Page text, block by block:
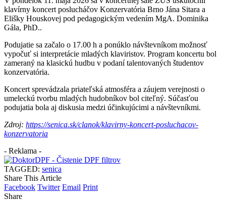
klavírny koncert poslucháčov Konzervatória Brno Jána Sitara a
Elišky Houskovej pod pedagogickým vedením MgA. Dominika
Gála, PhD..
Podujatie sa začalo o 17.00 h a ponúklo návštevníkom možnosť
vypočuť si interpretácie mladých klaviristov. Program koncertu bol
zameraný na klasickú hudbu v podaní talentovaných študentov
konzervatória.
Koncert sprevádzala priateľská atmosféra a záujem verejnosti o
umeleckú tvorbu mladých hudobníkov bol citeľný. Súčasťou
podujatia bola aj diskusia medzi účinkujúcimi a návštevníkmi.
Zdroj: https://senica.sk/clanok/klavirny-koncert-posluchacov-
konzervatoria
- Reklama -
TAGGED: senica
Share This Article
Facebook Twitter Email Print
Share